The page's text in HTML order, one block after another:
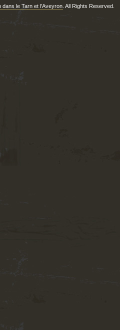
dans le Tarn et l'Aveyron . All Rights Reserved.